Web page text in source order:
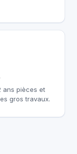
ans pièces et
gros travaux.